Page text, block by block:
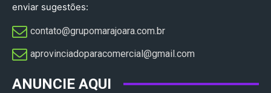
enviar sugestões:
contato@grupomarajoara.com.br
aprovinciadoparacomercial@gmail.com​
ANUNCIE AQUI